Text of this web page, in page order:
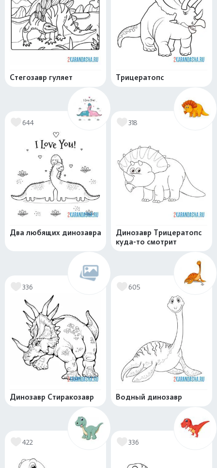
Стегозавр гуляет Трицератопс
644
Два любящих динозавра
318
Динозавр Трицератопс
куда-то смотрит
336
Динозавр Стиракозавр
605
Водный динозавр
422 336